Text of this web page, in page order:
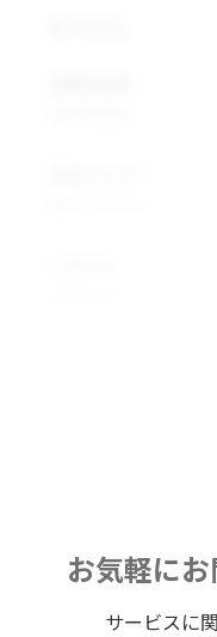
お気軽に
サービスに